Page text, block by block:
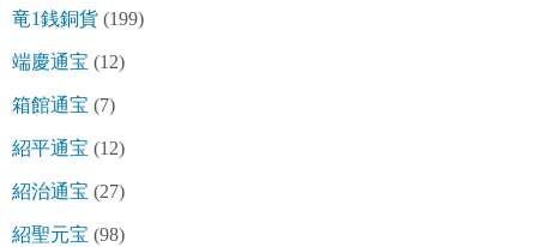
竜1銭銅貨 (199)
端慶通宝 (12)
箱館通宝 (7)
紹平通宝 (12)
紹治通宝 (27)
紹聖元宝 (98)